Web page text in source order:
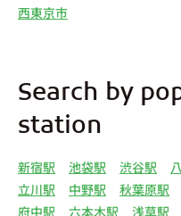
西東京市
Search by
station
新宿駅 池袋駅 渋谷駅
立川駅
中野駅 秋葉原駅
府中駅
六本木駅 浅草駅